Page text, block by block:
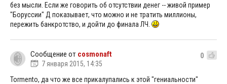
без мысли. Если же говорить об отсутствии денег -- живой пример
"Боруссии" Д показывает, что можно и не тратить миллионы,
пережить банкротство, и дойти до финала ЛЧ.
Сообщение от cosmonaft
7 января 2015, 14:35
0
Tormento, да что же все прикалупались к этой "гениальности"